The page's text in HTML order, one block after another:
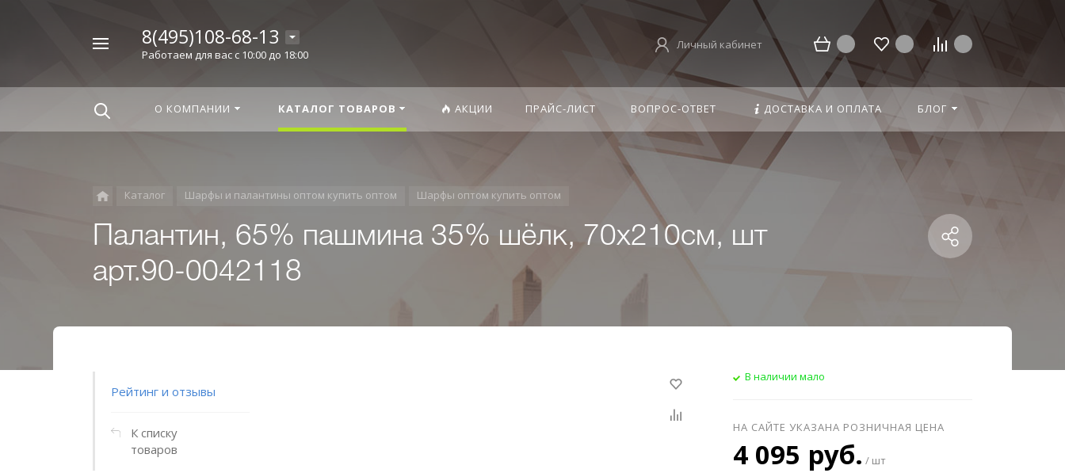
8(495)108-68-13
Работаем для вас с 10:00 до 18:00
Личный кабинет
О КОМПАНИИ КАТАЛОГ ТОВАРОВ АКЦИИ ПРАЙС-ЛИСТ ВОПРОС-ОТВЕТ ДОСТАВКА И ОПЛАТА БЛОГ
Каталог Шарфы и палантины оптом купить оптом Шарфы оптом купить оптом
Палантин, 65% пашмина 35% шёлк, 70х210см, шт
арт.90-0042118
Рейтинг и отзывы
К списку
товаров
В наличии мало
НА САЙТЕ УКАЗАНА РОЗНИЧНАЯ ЦЕНА
4 095 руб. / шт